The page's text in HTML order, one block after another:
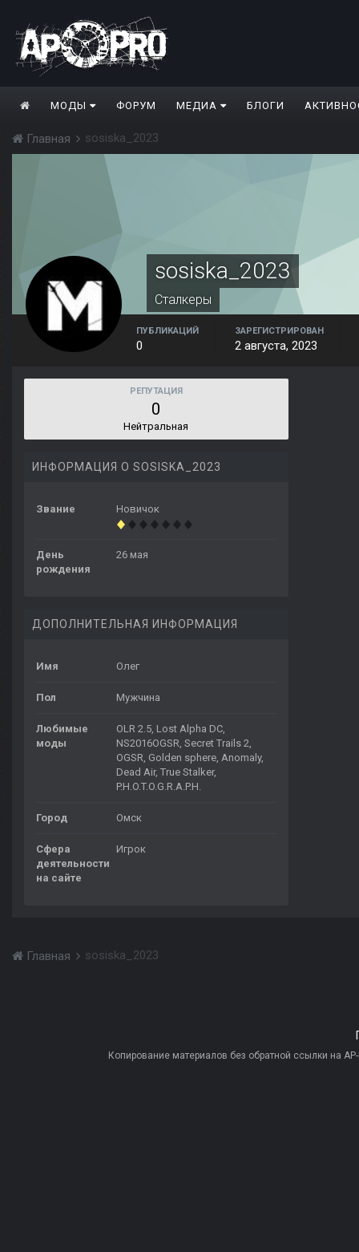
МОДЫ ФОРУМ МЕДИА БЛОГИ
Главная sosiska_2023
sosiska_2023
Сталкеры
ПУБЛИКАЦИЙ
0
ЗАРЕГИСТРИРОВАН
2 августа, 2023
РЕПУТАЦИЯ
0
Нейтральная
ИНФОРМАЦИЯ О SOSISKA_2023
Звание Новичок
День
рождения
26 мая
ДОПОЛНИТЕЛЬНАЯ ИНФОРМАЦИЯ
Имя Олег
Пол Мужчина
Любимые
моды
OLR 2.5, Lost Alpha DC,
NS2016OGSR, Secret Trails 2,
OGSR, Golden sphere, Anomaly,
Dead Air, True Stalker,
P.H.O.T.O.G.R.A.P.H.
Город Омск
Сфера
деятельности
на сайте
Игрок
Главная sosiska_2023
Копирование материалов без обратной ссылки на